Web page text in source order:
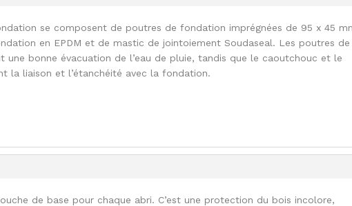
se composent de poutres de fondation imprégnées de 95 x 45
en EPDM et de mastic de jointoiement Soudaseal. Les poutres de
une bonne évacuation de l’eau de pluie, tandis que le caoutchouc et le
la liaison et l’étanchéité avec la fondation.
de base pour chaque abri. C’est une protection du bois incolore,